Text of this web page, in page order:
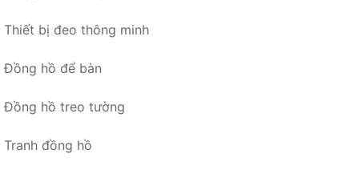
Thiết bị đeo thông minh
Đồng hồ để bàn
Đồng hồ treo tường
Tranh đồng hồ